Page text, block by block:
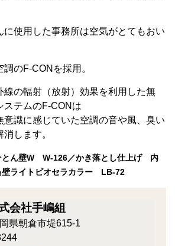
に使用した事務所は空気がとてもおい
調のF-CON を採用。
線の輻射（放射）効果を利用した無
ステムのF-CON は
意識に感じていた空調の音や風、臭い
します。
とん壁W W-126／かき落とし仕上げ 内
壁ライトビオセラカラー LB-72
式会社手嶋組
県朝倉市堤615-1